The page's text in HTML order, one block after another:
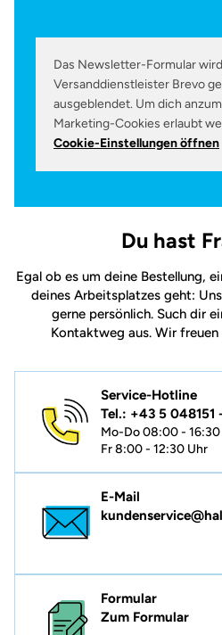
Das Newsletter-Formular
Versanddienstleister Brevo
ausgeblendet. Um dich
Marketing-Cookies erlaubt
Cookie-Einstellungen öffnen
Du hast
Egal ob es um deine Bestellung,
deines Arbeitsplatzes geht:
gerne persönlich. Such dir
Kontaktweg aus. Wir freuen
Service-Hotline
Tel.: +43 5 048151
Mo-Do 08:00 - 16:30
Fr 8:00 - 12:30 Uhr
E-Mail
Formular
Zum Formular